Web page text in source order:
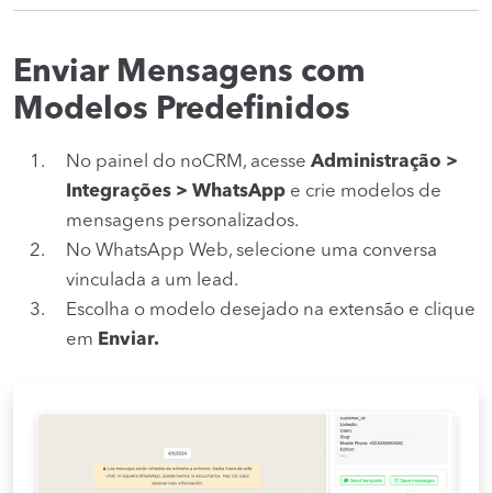
Enviar Mensagens com
Modelos Predefinidos
No painel do noCRM, acesse Administração >
Integrações > WhatsApp e crie modelos de
mensagens personalizados.
No WhatsApp Web, selecione uma conversa
vinculada a um lead.
Escolha o modelo desejado na extensão e clique
em Enviar.